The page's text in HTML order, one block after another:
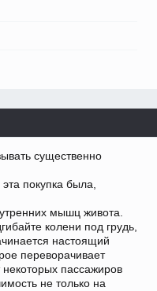
существенно
покупка была,
мышц живота.
колени под грудь,
настоящий
переворачивает
пассажиров
не только на